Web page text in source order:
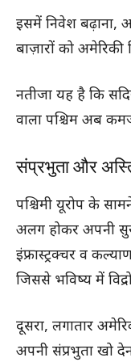
इसमें निवेश बढ़ाना,
बाज़ारों को
नतीजा यह है कि
वाला पश्चिम अब
संप्रभुता और
पश्चिमी यूरोप के
अलग होकर अपनी
इंफ्रास्ट्रक्चर व
जिससे भविष्य में
दूसरा, लगातार
अपनी संप्रभुता खो